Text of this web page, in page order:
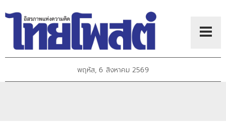
พฤหัส, 6 สิงหาคม 2569